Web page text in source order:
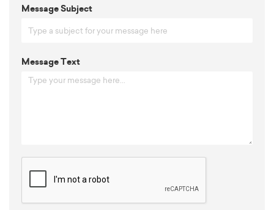
Message Subject
Message Text